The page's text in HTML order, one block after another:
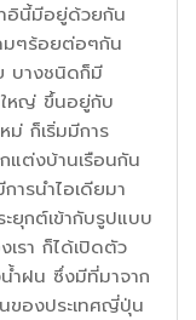
อินี้มีอยู่ด้วยกัน
มๆร้อยต่อๆกัน
บางชนิดก็มี
หญ่ ขึ้นอยู่กับ
ก็เริ่มมีการ
แต่งบ้านเรือนกัน
ารนำไอเดียมา
ยุกต์เข้ากับรูปแบบ
รา ก็ได้เปิดตัว
ำฝน ซึ่งมีที่มาจาก
ของประเทศญี่ปุ่น